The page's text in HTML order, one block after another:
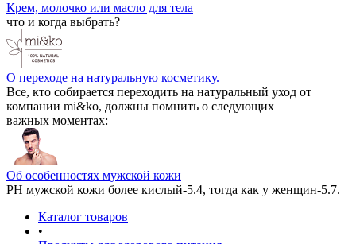
Крем, молочко или масло для тела
что и когда выбрать?
О переходе на натуральную косметику.
Все, кто собирается переходить на натуральный уход от
компании mi&ko, должны помнить о следующих
важных моментах:
Об особенностях мужской кожи
РН мужской кожи более кислый-5.4, тогда как у женщин-5.7.
Каталог товаров
•